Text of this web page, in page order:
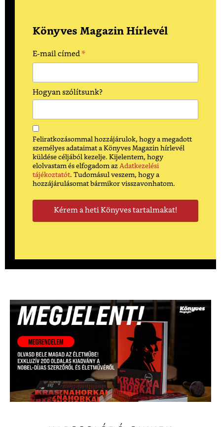
Könyves Magazin Hírlevél
E-mail címed *
Hogyan szólítsunk?
Feliratkozásommal hozzájárulok, hogy a megadott
személyes adataimat a Könyves Magazin hírlevél
küldése céljából kezelje. Kijelentem, hogy
elolvastam és elfogadom az Adatkezelési
tájékoztatót. Tudomásul veszem, hogy a
hozzájárulásomat bármikor visszavonhatom.